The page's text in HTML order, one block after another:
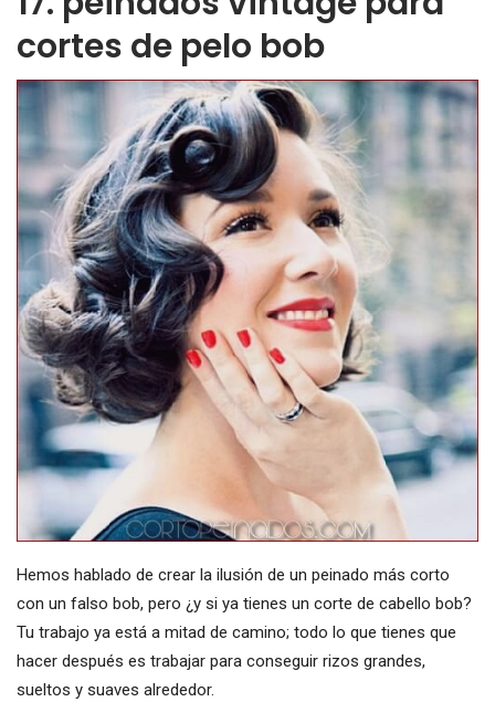
cortes de pelo bob
Hemos hablado de crear la ilusión de un peinado más corto
con un falso bob, pero ¿y si ya tienes un corte de cabello bob?
Tu trabajo ya está a mitad de camino; todo lo que tienes que
hacer después es trabajar para conseguir rizos grandes,
sueltos y suaves alrededor.